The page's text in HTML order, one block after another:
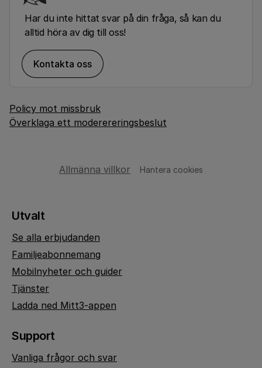
Har du inte hittat svar på din fråga, så kan du
alltid höra av dig till oss!
Kontakta oss
Policy mot missbruk
Överklaga ett moderereringsbeslut
Allmänna villkor Hantera cookies
Utvalt
Se alla erbjudanden
Familjeabonnemang
Mobilnyheter och guider
Tjänster
Ladda ned Mitt3-appen
Support
Vanliga frågor och svar